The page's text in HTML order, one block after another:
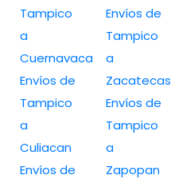
Tampico
a
Cuernavaca
Envíos de
Tampico
a
Culiacan
Envíos de
Envíos de
Tampico
a
Zacatecas
Envíos de
Tampico
a
Zapopan